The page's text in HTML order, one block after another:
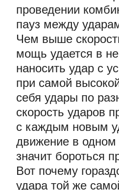
проведении
пауз между
Чем выше
мощь удается в
наносить удар с
при самой
себя удары по
скорость ударов
с каждым новым
движение в одном
значит бороться
Вот почему
удара той же